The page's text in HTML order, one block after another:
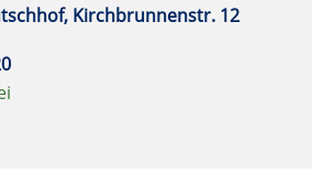
Kirchbrunnenstr. 12